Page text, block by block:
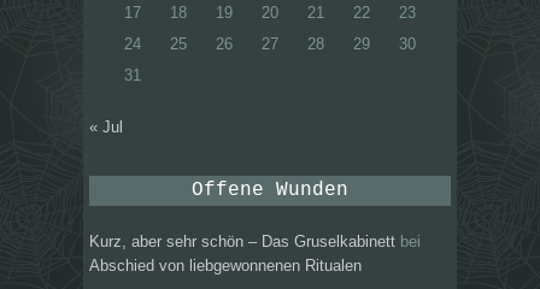
17
18 19 20 21 22
23
24
25 26 27 28 29
30
31
« Jul
Offene Wunden
Kurz, aber sehr schön – Das Gruselkabinett bei
Abschied von liebgewonnenen Ritualen